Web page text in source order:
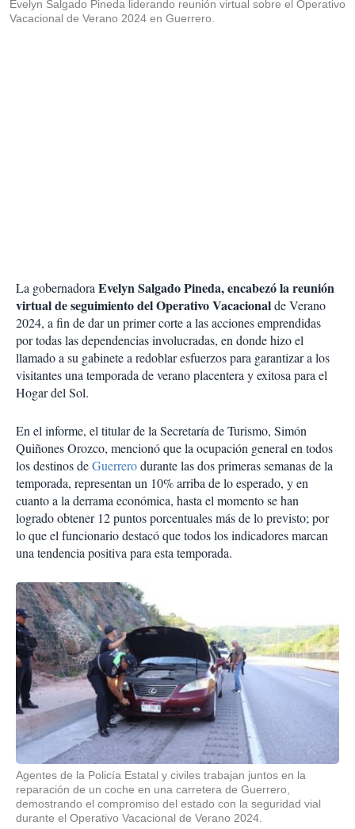
Evelyn Salgado Pineda liderando reunión virtual sobre el Operativo
Vacacional de Verano 2024 en Guerrero.
La gobernadoraEvelyn Salgado Pineda, encabezó la reunión
virtual de seguimiento del Operativo Vacacionalde Verano
2024, a fin de dar un primer corte a las acciones emprendidas
por todas las dependencias involucradas, en donde hizo el
llamado a su gabinete a redoblar esfuerzos para garantizar a los
visitantes una temporada de verano placentera y exitosa para el
Hogar del Sol.
En el informe, el titular de la Secretaría de Turismo, Simón
Quiñones Orozco, mencionó que la ocupación general en todos
los destinos deGuerrerodurante las dos primeras semanas de la
temporada, representan un 10% arriba de lo esperado, y en
cuanto a la derrama económica, hasta el momento se han
logrado obtener 12 puntos porcentuales más de lo previsto; por
lo que el funcionario destacó que todos los indicadores marcan
una tendencia positiva para esta temporada.
Agentes de la Policía Estatal y civiles trabajan juntos en la
reparación de un coche en una carretera de Guerrero,
demostrando el compromiso del estado con la seguridad vial
durante el Operativo Vacacional de Verano 2024.